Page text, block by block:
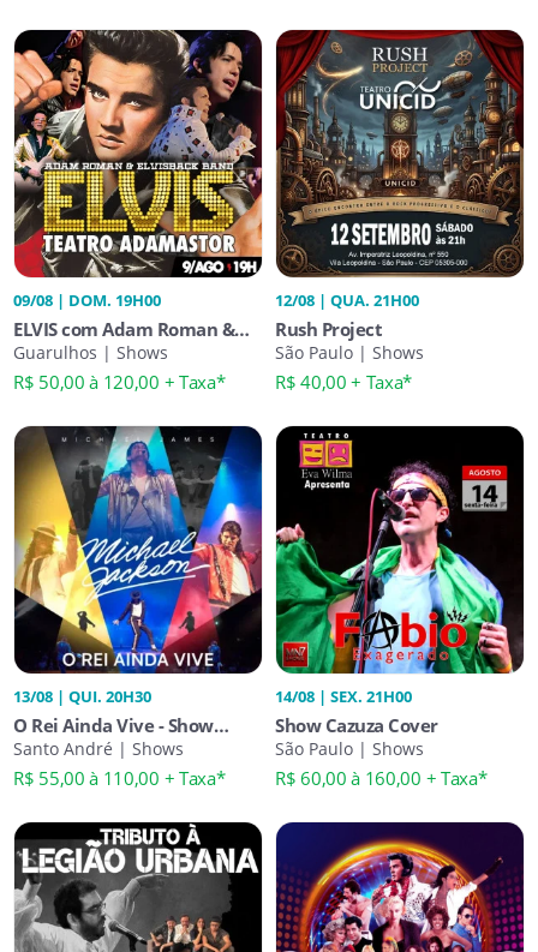
09/08 | DOM. 19H00
ELVIS com Adam Roman &
Elvisback Band
Guarulhos | Shows
R$ 50,00 à 120,00 + Taxa*
12/08 | QUA. 21H00
Rush Project
São Paulo | Shows
R$ 40,00 + Taxa*
13/08 | QUI. 20H30
O Rei Ainda Vive - Show
Tributo Michael Jackson
Santo André | Shows
R$ 55,00 à 110,00 + Taxa*
14/08 | SEX. 21H00
Show Cazuza Cover
São Paulo | Shows
R$ 60,00 à 160,00 + Taxa*